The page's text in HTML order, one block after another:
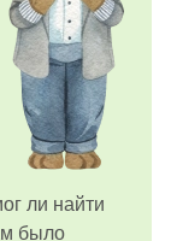
ли найти
было